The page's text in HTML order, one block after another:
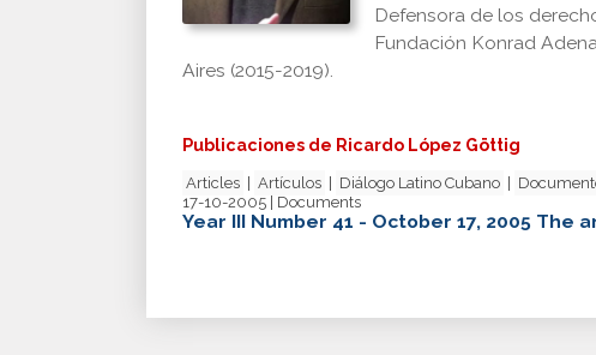
Defensora de los
Fundación Konrad
Aires (2015-2019).
Publicaciones de Ricardo López Göttig
Articles Artículos Diálogo Latino Cubano
17-10-2005 | Documents
Year III Number 41 - October 17, 2005